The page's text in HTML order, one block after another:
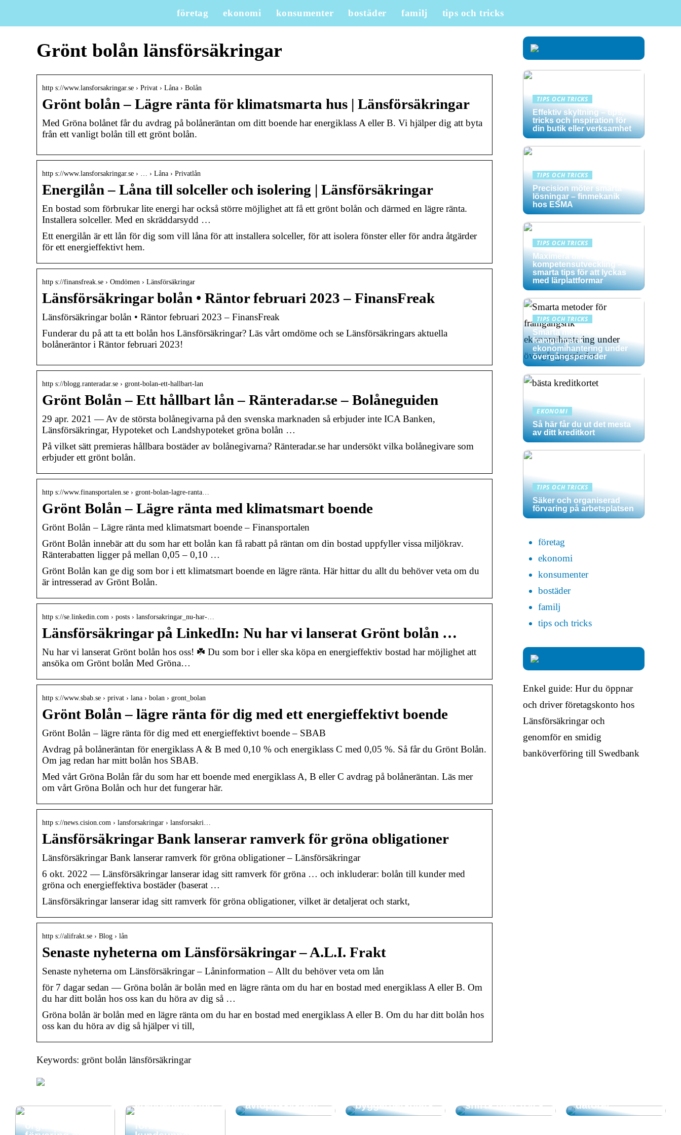
företag ekonomi konsumenter bostäder familj tips och tricks
Grönt bolån länsförsäkringar
http s://www.lansforsakringar.se › Privat › Låna › Bolån
Grönt bolån – Lägre ränta för klimatsmarta hus | Länsförsäkringar
Med Gröna bolånet får du avdrag på bolåneräntan om ditt boende har energiklass A eller B. Vi hjälper dig att byta
från ett vanligt bolån till ett grönt bolån.
http s://www.lansforsakringar.se › … › Låna › Privatlån
Energilån – Låna till solceller och isolering | Länsförsäkringar
En bostad som förbrukar lite energi har också större möjlighet att få ett grönt bolån och därmed en lägre ränta.
Installera solceller. Med en skräddarsydd …
Ett energilån är ett lån för dig som vill låna för att installera solceller, för att isolera fönster eller för andra åtgärder
för ett energieffektivt hem.
http s://finansfreak.se › Omdömen › Länsförsäkringar
Länsförsäkringar bolån • Räntor februari 2023 – FinansFreak
Länsförsäkringar bolån • Räntor februari 2023 – FinansFreak
Funderar du på att ta ett bolån hos Länsförsäkringar? Läs vårt omdöme och se Länsförsäkringars aktuella
bolåneräntor i Räntor februari 2023!
http s://blogg.ranteradar.se › gront-bolan-ett-hallbart-lan
Grönt Bolån – Ett hållbart lån – Ränteradar.se – Bolåneguiden
29 apr. 2021 — Av de största bolånegivarna på den svenska marknaden så erbjuder inte ICA Banken,
Länsförsäkringar, Hypoteket och Landshypoteket gröna bolån …
På vilket sätt premieras hållbara bostäder av bolånegivarna? Ränteradar.se har undersökt vilka bolånegivare som
erbjuder ett grönt bolån.
http s://www.finansportalen.se › gront-bolan-lagre-ranta…
Grönt Bolån – Lägre ränta med klimatsmart boende
Grönt Bolån – Lägre ränta med klimatsmart boende – Finansportalen
Grönt Bolån innebär att du som har ett bolån kan få rabatt på räntan om din bostad uppfyller vissa miljökrav.
Ränterabatten ligger på mellan 0,05 – 0,10 …
Grönt Bolån kan ge dig som bor i ett klimatsmart boende en lägre ränta. Här hittar du allt du behöver veta om du
är intresserad av Grönt Bolån.
http s://se.linkedin.com › posts › lansforsakringar_nu-har-…
Länsförsäkringar på LinkedIn: Nu har vi lanserat Grönt bolån …
Nu har vi lanserat Grönt bolån hos oss! ☘️ Du som bor i eller ska köpa en energieffektiv bostad har möjlighet att
ansöka om Grönt bolån Med Gröna…
http s://www.sbab.se › privat › lana › bolan › gront_bolan
Grönt Bolån – lägre ränta för dig med ett energieffektivt boende
Grönt Bolån – lägre ränta för dig med ett energieffektivt boende – SBAB
Avdrag på bolåneräntan för energiklass A & B med 0,10 % och energiklass C med 0,05 %. Så får du Grönt Bolån.
Om jag redan har mitt bolån hos SBAB.
Med vårt Gröna Bolån får du som har ett boende med energiklass A, B eller C avdrag på bolåneräntan. Läs mer
om vårt Gröna Bolån och hur det fungerar här.
http s://news.cision.com › lansforsakringar › lansforsakri…
Länsförsäkringar Bank lanserar ramverk för gröna obligationer
Länsförsäkringar Bank lanserar ramverk för gröna obligationer – Länsförsäkringar
6 okt. 2022 — Länsförsäkringar lanserar idag sitt ramverk för gröna … och inkluderar: bolån till kunder med
gröna och energieffektiva bostäder (baserat …
Länsförsäkringar lanserar idag sitt ramverk för gröna obligationer, vilket är detaljerat och starkt,
http s://alifrakt.se › Blog › lån
Senaste nyheterna om Länsförsäkringar – A.L.I. Frakt
Senaste nyheterna om Länsförsäkringar – Låninformation – Allt du behöver veta om lån
för 7 dagar sedan — Gröna bolån är bolån med en lägre ränta om du har en bostad med energiklass A eller B. Om
du har ditt bolån hos oss kan du höra av dig så …
Gröna bolån är bolån med en lägre ränta om du har en bostad med energiklass A eller B. Om du har ditt bolån hos
oss kan du höra av dig så hjälper vi till,
Keywords: grönt bolån länsförsäkringar
TIPS OCH TRICKS
Effektiv skyltning – tips,
tricks och inspiration för
din butik eller verksamhet
TIPS OCH TRICKS
Precision möter smarta
lösningar – finmekanik
hos ESMA
TIPS OCH TRICKS
Maximera din digitala
kompetensutveckling –
smarta tips för att lyckas
med lärplattformar
TIPS OCH TRICKS
Smarta metoder för
framgångsrik
ekonomihantering under
övergångsperioder
EKONOMI
Så här får du ut det mesta
av ditt kreditkort
TIPS OCH TRICKS
Säker och organiserad
förvaring på arbetsplatsen
företag
ekonomi
konsumenter
bostäder
familj
tips och tricks
Enkel guide: Hur du öppnar
och driver företagskonto hos
Länsförsäkringar och
genomför en smidig
banköverföring till Swedbank
organiserad
ärendehantering
förbättra
avloppssystem
byggarbetsplats
shirts med tryck
datorer